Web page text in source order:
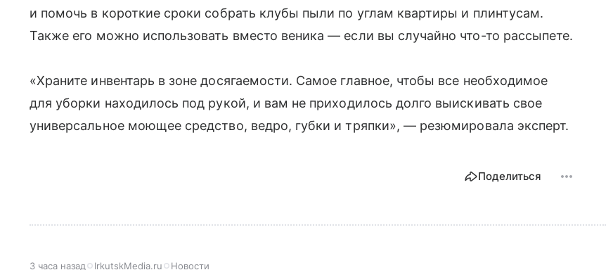
и помочь в короткие сроки собрать клубы пыли по углам квартиры и плинтусам.
Также его можно использовать вместо веника — если вы случайно что-то рассыпете.
«Храните инвентарь в зоне досягаемости. Самое главное, чтобы все необходимое
для уборки находилось под рукой, и вам не приходилось долго выискивать свое
универсальное моющее средство, ведро, губки и тряпки», — резюмировала эксперт.
Поделиться
3 часа назад IrkutskMedia.ru Новости